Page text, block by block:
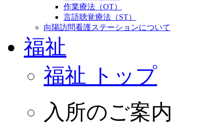
作業療法（OT）
言語聴覚療法（ST）
向陽訪問看護ステーションについて
福祉
福祉 トップ
入所のご案内